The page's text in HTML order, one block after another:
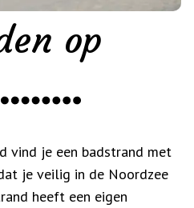
op
vind je een badstrand met
je veilig in de Noordzee
heeft een eigen